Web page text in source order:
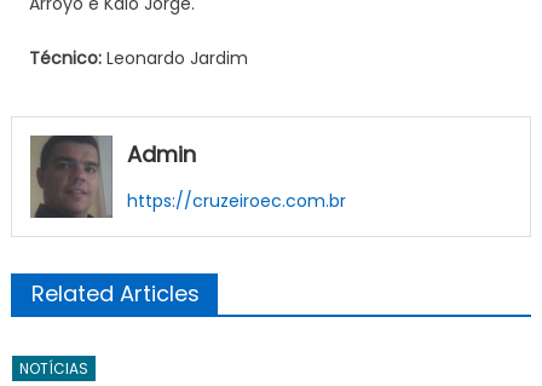
Técnico:Leonardo Jardim
Admin
https://cruzeiroec.com.br
Related Articles
NOTÍCIAS